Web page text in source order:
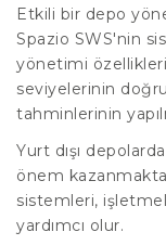
Etkili bir depo
Spazio SWS'nin
yönetimi
seviyelerinin
tahminlerinin
Yurt dışı
önem
sistemleri,
yardımcı olur.